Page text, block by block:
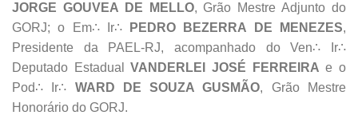
JORGE GOUVEA DE MELLO, Grão Mestre Adjunto do
GORJ; o Em∴ Ir∴
PEDRO BEZERRA DE MENEZES,
Presidente da PAEL-RJ, acompanhado do Ven∴ Ir∴
Deputado EstadualVANDERLEI JOSÉ FERREIRA e o
Pod∴ Ir∴ WARD DE SOUZA GUSMÃO, Grão Mestre
Honorário do GORJ.